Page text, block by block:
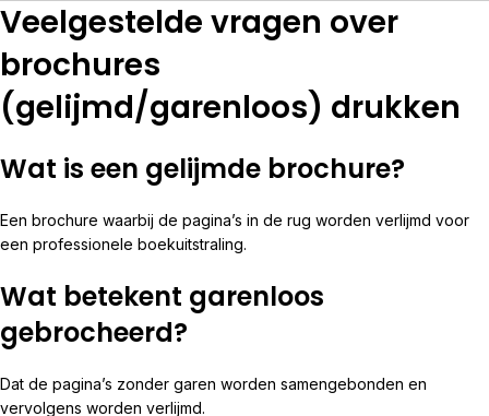
Veelgestelde vragen over
brochures
(gelijmd/garenloos) drukken
Wat is een gelijmde brochure?
Een brochure waarbij de pagina’s in de rug worden verlijmd voor
een professionele boekuitstraling.
Wat betekent garenloos
gebrocheerd?
Dat de pagina’s zonder garen worden samengebonden en
vervolgens worden verlijmd.